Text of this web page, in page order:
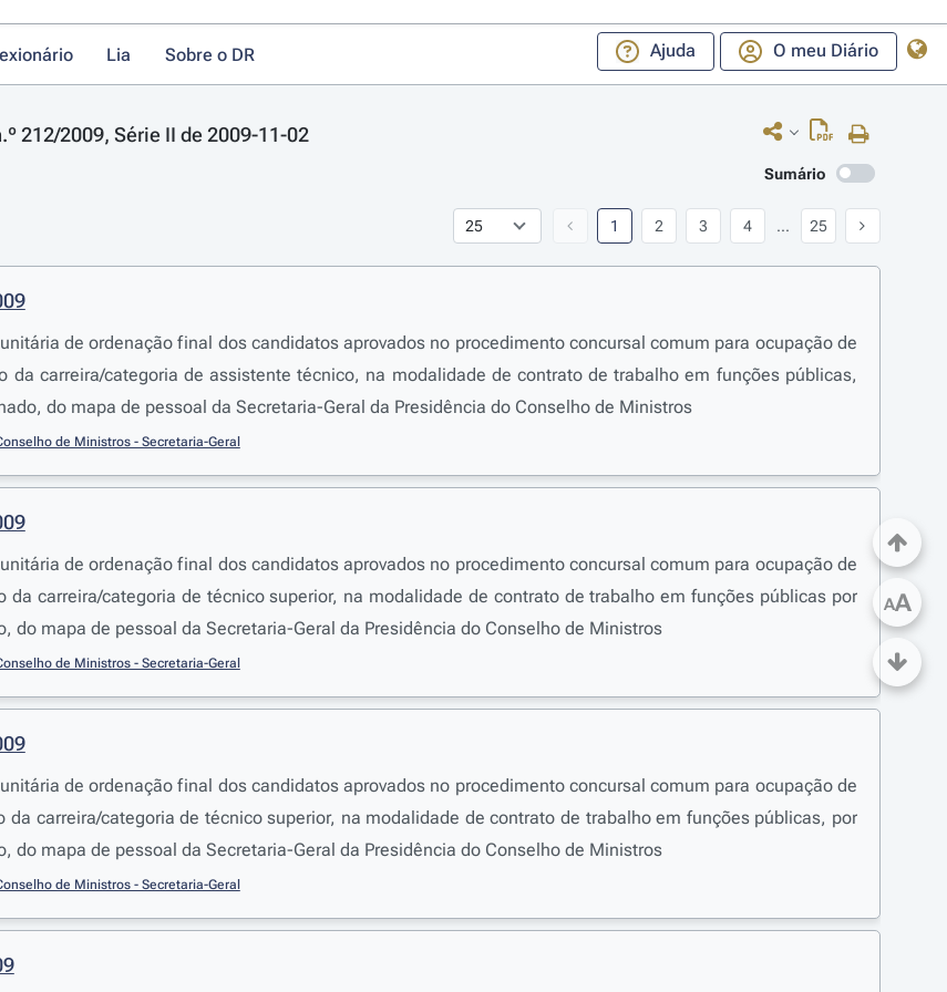
Lia Sobre o DR Ajuda O meu Diário
212/2009, Série II de 2009-11-02
Sumário
1 2 3 4 ... 25
de ordenação final dos candidatos aprovados no procedimento concursal comum para ocupação de
da carreira/categoria de assistente técnico, na modalidade de contrato de trabalho em funções públicas,
do mapa de pessoal da Secretaria-Geral da Presidência do Conselho de Ministros
de Ministros - Secretaria-Geral
de ordenação final dos candidatos aprovados no procedimento concursal comum para ocupação de
da carreira/categoria de técnico superior, na modalidade de contrato de trabalho em funções públicas por
do mapa de pessoal da Secretaria-Geral da Presidência do Conselho de Ministros
de Ministros - Secretaria-Geral
de ordenação final dos candidatos aprovados no procedimento concursal comum para ocupação de
da carreira/categoria de técnico superior, na modalidade de contrato de trabalho em funções públicas, por
do mapa de pessoal da Secretaria-Geral da Presidência do Conselho de Ministros
de Ministros - Secretaria-Geral
AA